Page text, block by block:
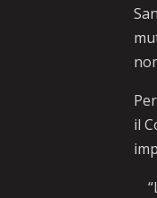
il